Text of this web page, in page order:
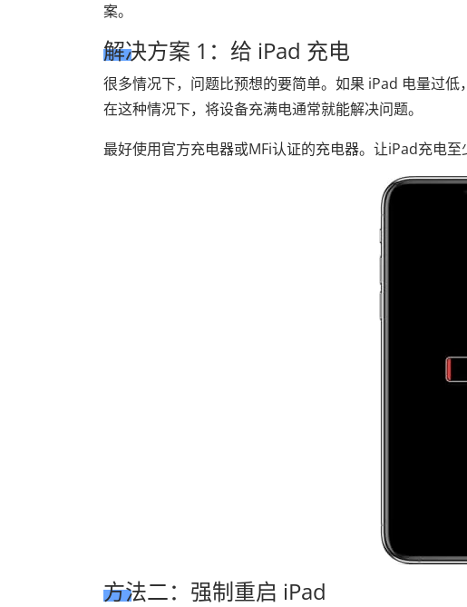
案。
解决方案 1：给 iPad 充电
很多情况下，问题比预想的要简单。如果 iPad 电量过
在这种情况下，将设备充满电通常就能解决问题。
最好使用官方充电器或MFi认证的充电器。让iPad充电
方法二：强制重启 iPad